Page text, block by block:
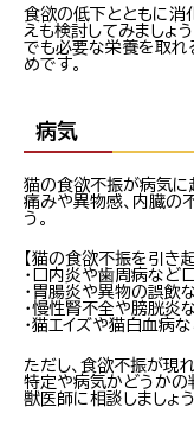
食欲の低下とともに消
えも検討してみましょ
でも必要な栄養を取れ
めです。
病気
猫の食欲不振が病気に
痛みや異物感、内臓の
う。
【猫の食欲不振を引き起
・口内炎や歯周病など
・胃腸炎や異物の誤飲
・慢性腎不全や膀胱炎
・猫エイズや猫白血病
ただし、食欲不振が現
特定や病気かどうかの
獣医師に相談しましょう